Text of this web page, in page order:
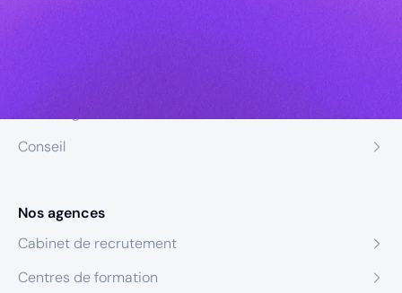
Conseil
Nos agences
Cabinet de recrutement
Centres de formation